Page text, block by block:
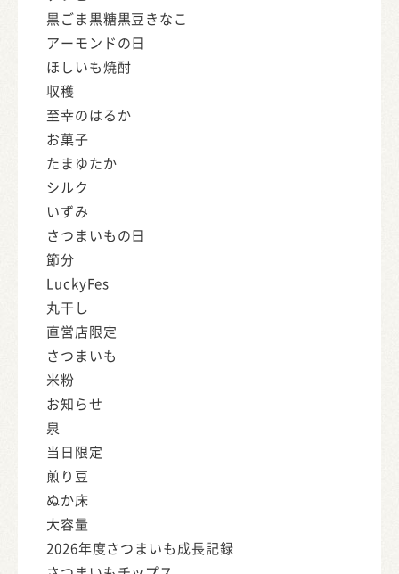
黒ごま黒糖黒豆きなこ
アーモンドの日
ほしいも焼酎
収穫
至幸のはるか
お菓子
たまゆたか
シルク
いずみ
さつまいもの日
節分
LuckyFes
丸干し
直営店限定
さつまいも
米粉
お知らせ
泉
当日限定
煎り豆
ぬか床
大容量
2026年度さつまいも成長記録